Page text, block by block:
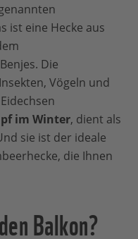
ist eine Hecke aus
Die
Vögeln und
im Winter, dient als
sie ist der ideale
die Ihnen
Balkon?